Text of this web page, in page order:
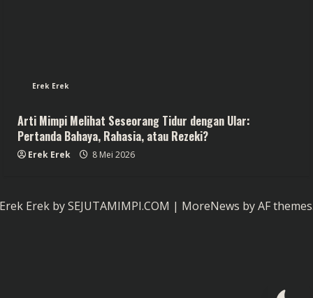
Erek Erek
Arti Mimpi Melihat Seseorang Tidur dengan Ular:
Pertanda Bahaya, Rahasia, atau Rezeki?
Erek Erek 8 Mei 2026
Erek by SEJUTAMIMPI.COM | MoreNews by AF